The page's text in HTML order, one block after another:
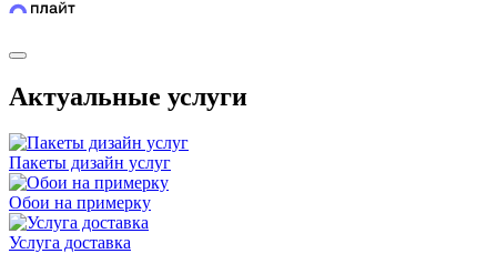
Актуальные услуги
Пакеты дизайн услуг
Обои на примерку
Услуга доставка